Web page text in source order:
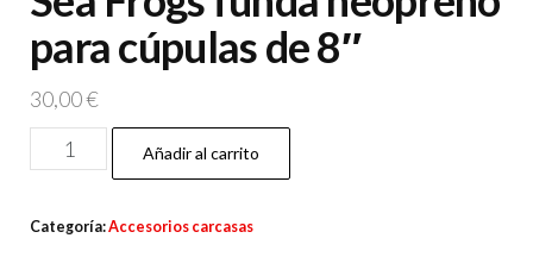
para cúpulas de 8″
30,00€
Frogs
neopreno
Añadir al carrito
Categoría:Accesorios carcasas